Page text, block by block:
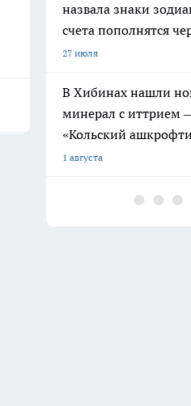
назвала знаки
счета пополнятся
27 июля